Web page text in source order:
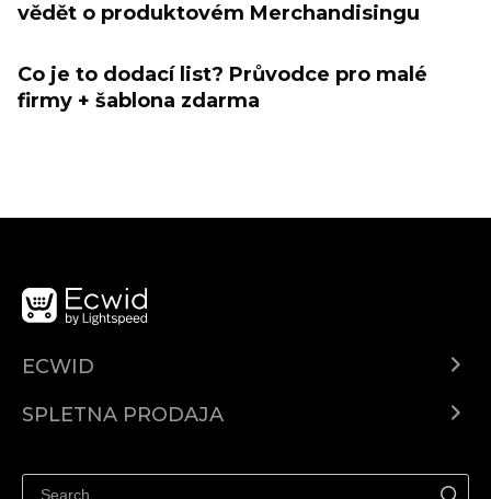
vědět o produktovém Merchandisingu
Co je to dodací list? Průvodce pro malé
firmy + šablona zdarma
ECWID
SPLETNA PRODAJA
Prodaja na Instagramu